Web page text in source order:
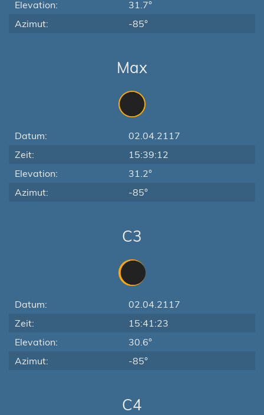
Elevation:
31.7°
Azimut:
-85°
Max
Datum:
02.04.2117
Zeit:
15:39:12
Elevation:
31.2°
Azimut:
-85°
C3
Datum:
02.04.2117
Zeit:
15:41:23
Elevation:
30.6°
Azimut:
-85°
C4